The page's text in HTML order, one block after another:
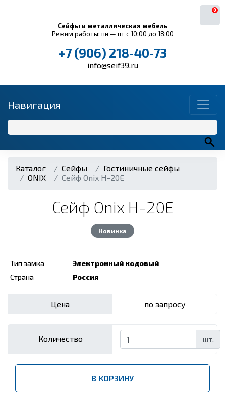
Сейфы и металлическая мебель
Режим работы: пн — пт с 10:00 до 18:00
0
+7 (906) 218-40-73
info@seif39.ru
Навигация
Каталог Сейфы
Гостиничные сейфы
ONIX
Сейф Onix H-20E
Сейф Onix H-20E
Новинка
Тип замка
Электронный кодовый
Страна
Россия
Цена по запросу
Количество шт.
В КОРЗИНУ